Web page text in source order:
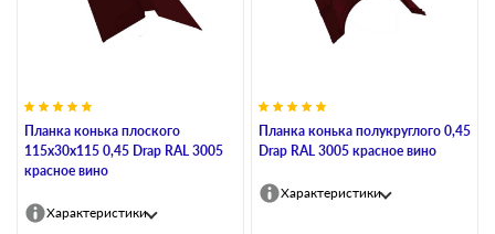
Планка конька плоского
115х30х115 0,45 Drap RAL 3005
красное вино
Характеристики
Планка конька полукруглого 0,45
Drap RAL 3005 красное вино
Характеристики